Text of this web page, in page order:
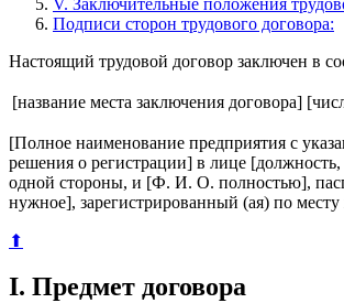
Подписи сторон трудового договора:
Настоящий трудовой договор заключен в
[название места заключения договора]
[Полное наименование предприятия с
решения о регистрации] в лице
одной стороны, и [Ф. И. О. полностью],
нужное], зарегистрированный (ая) по
⬆
I. Предмет договора